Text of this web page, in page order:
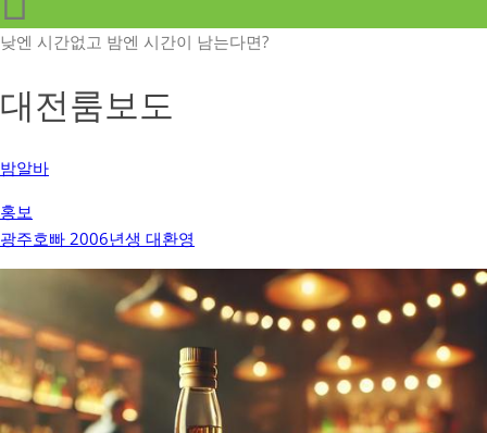
낮엔 시간없고 밤엔 시간이 남는다면?
대전룸보도
밤알바
홍보
광주호빠 2006년생 대환영